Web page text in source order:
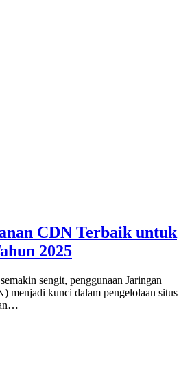
CDN Terbaik untuk
2025
sengit, penggunaan Jaringan
menjadi kunci dalam pengelolaan situs